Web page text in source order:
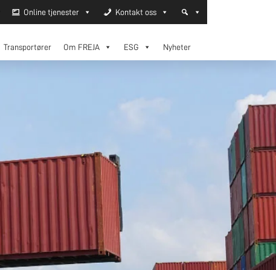
Online tjenester Kontakt oss
Transportører Om FREJA ESG Nyheter